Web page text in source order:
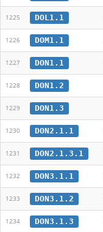
1225 DOL1.1
1226 DOM1.1
1227 DON1.1
1228 DON1.2
1229 DON1.3
1230 DON2.1.1
1231 DON2.1.3.1
1232 DON3.1.1
1233 DON3.1.2
1234 DON3.1.3